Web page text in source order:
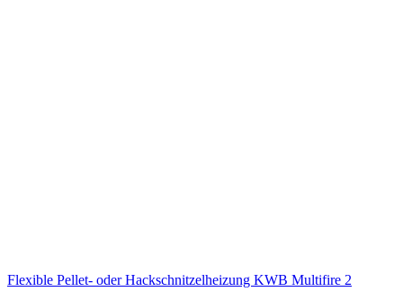
Flexible Pellet- oder Hackschnitzelheizung KWB Multifire 2